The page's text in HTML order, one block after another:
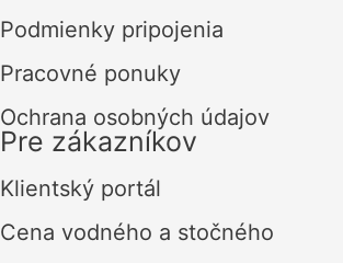
Podmienky pripojenia
Pracovné ponuky
Ochrana osobných údajov
Pre zákazníkov
Klientský portál
Cena vodného a stočného